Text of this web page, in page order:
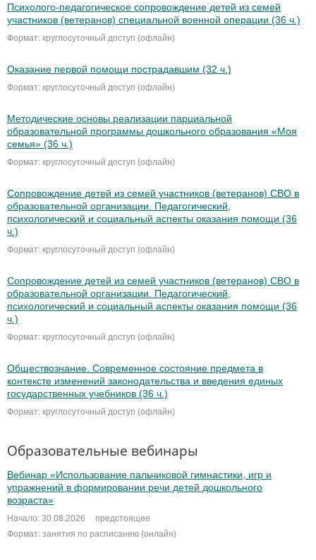
Психолого-педагогическое сопровождение детей из семей
участников (ветеранов) специальной военной операции (36 ч.)
Формат: круглосуточный доступ (офлайн)
Оказание первой помощи пострадавшим (32 ч.)
Формат: круглосуточный доступ (офлайн)
Методические основы реализации парциальной
образовательной программы дошкольного образования «Моя
семья» (36 ч.)
Формат: круглосуточный доступ (офлайн)
Сопровождение детей из семей участников (ветеранов) СВО в
образовательной организации. Педагогический,
психологический и социальный аспекты оказания помощи (36
ч.)
Формат: круглосуточный доступ (офлайн)
Сопровождение детей из семей участников (ветеранов) СВО в
образовательной организации. Педагогический,
психологический и социальный аспекты оказания помощи (36
ч.)
Формат: круглосуточный доступ (офлайн)
Обществознание. Современное состояние предмета в
контексте изменений законодательства и введения единых
государственных учебников (36 ч.)
Формат: круглосуточный доступ (офлайн)
Образовательные вебинары
Вебинар «Использование пальчиковой гимнастики, игр и
упражнений в формировании речи детей дошкольного
возраста»
Начало: 30.08.2026
предстоящее
Формат: занятия по расписанию (онлайн)